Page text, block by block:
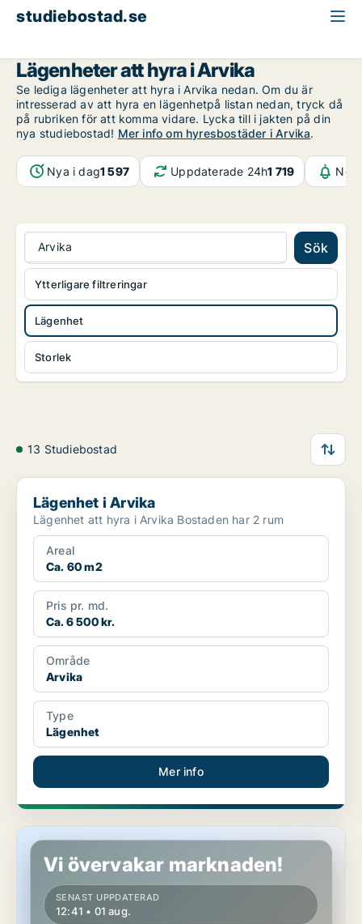
studiebostad.se
Lägenheter att hyra i Arvika
Se lediga lägenheter att hyra i Arvika nedan. Om du är
intresserad av att hyra en lägenhetpå listan nedan, tryck då
på rubriken för att komma vidare. Lycka till i jakten på din
nya studiebostad! Mer info om hyresbostäder i Arvika.
Nya i dag1 597 Uppdaterade 24h1 719
Arvika Sök
Lägenhet
Storlek
Ytterligare filtreringar
13 Studiebostad
Lägenhet i Arvika
Lägenhet i Arvika
Lägenhet att hyra i Arvika Bostaden har 2 rum
Areal
Ca. 60 m2
Pris pr. md.
Ca. 6 500 kr.
Område
Arvika
Type
Lägenhet
Mer info
Lägenhet i Arvika
Vi övervakar marknaden!
SENAST UPPDATERAD
12:41 • 01 aug.